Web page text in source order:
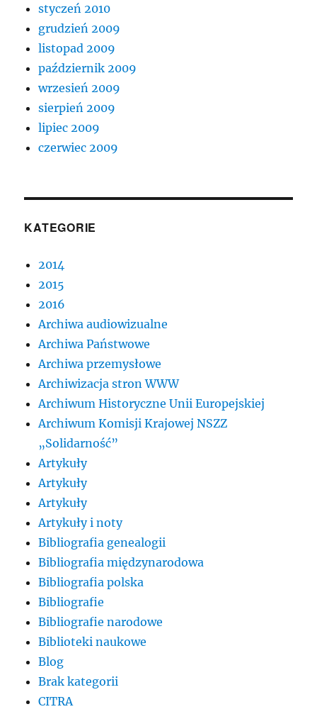
styczeń 2010
grudzień 2009
listopad 2009
październik 2009
wrzesień 2009
sierpień 2009
lipiec 2009
czerwiec 2009
KATEGORIE
2014
2015
2016
Archiwa audiowizualne
Archiwa Państwowe
Archiwa przemysłowe
Archiwizacja stron WWW
Archiwum Historyczne Unii Europejskiej
Archiwum Komisji Krajowej NSZZ
„Solidarność”
Artykuły
Artykuły
Artykuły
Artykuły i noty
Bibliografia genealogii
Bibliografia międzynarodowa
Bibliografia polska
Bibliografie
Bibliografie narodowe
Biblioteki naukowe
Blog
Brak kategorii
CITRA